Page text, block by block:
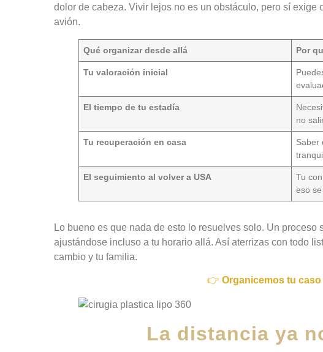
dolor de cabeza. Vivir lejos no es un obstáculo, pero sí exige
avión.
Qué organizar desde allá Por
Tu valoración inicial
El tiempo de tu estadía
no
Tu recuperación en casa
Saber
El seguimiento al volver a USA
Tu
eso
Lo bueno es que nada de esto lo resuelves solo. Un
ajustándose incluso a tu horario allá. Así aterrizas con todo
cambio y tu familia.
👉 Organicemos tu
La distancia ya